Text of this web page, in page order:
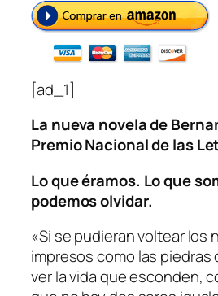
[ad_1]
La nueva novela de
Premio Nacional de las
Lo que éramos. Lo que
podemos olvidar.
«Si se pudieran voltear los
impresos como las piedras
ver la vida que esconden,